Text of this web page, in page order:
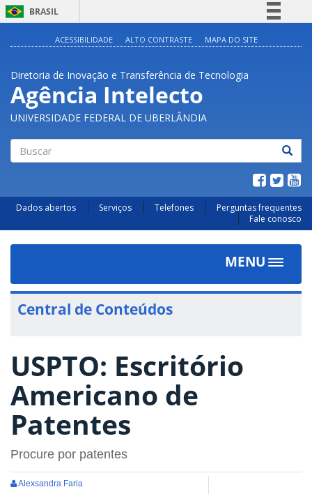
BRASIL
Participe
Acesso à informação
Legislação
Canais
ACESSIBILIDADE ALTO CONTRASTE MAPA DO SITE
Diretoria de Inovação e Transferência de Tecnologia
Agência Intelecto
UNIVERSIDADE FEDERAL DE UBERLÂNDIA
Dados abertos Serviços Telefones
Perguntas frequentes
Fale conosco
MENU
Toggle
Central de Conteúdos
USPTO: Escritório
Americano de
Patentes
Procure por patentes
Alexsandra Faria